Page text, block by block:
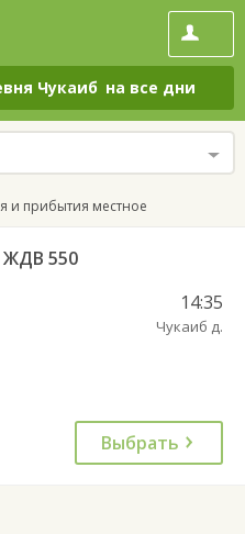
Чукаиб на все дни
и прибытия местное
ЖДВ 550
14:35
Чукаиб д.
Выбрать